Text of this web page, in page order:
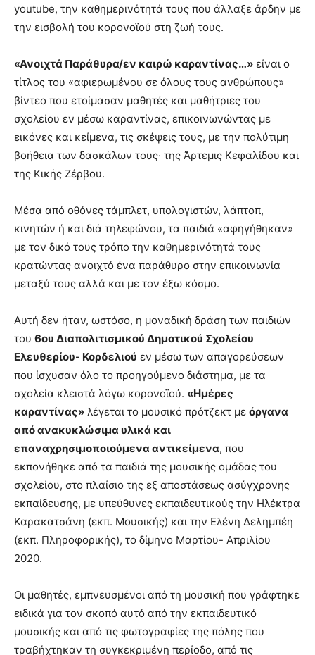
youtube, την καθημερινότητά τους που άλλαξε άρδην με
την εισβολή του κορονοϊού στη ζωή τους.
«Ανοιχτά Παράθυρα/εν καιρώ καραντίνας…» είναι ο
τίτλος του «αφιερωμένου σε όλους τους ανθρώπους»
βίντεο που ετοίμασαν μαθητές και μαθήτριες του
σχολείου εν μέσω καραντίνας, επικοινωνώντας με
εικόνες και κείμενα, τις σκέψεις τους, με την πολύτιμη
βοήθεια των δασκάλων τους· της Άρτεμις Κεφαλίδου και
της Κικής Ζέρβου.
Μέσα από οθόνες τάμπλετ, υπολογιστών, λάπτοπ,
κινητών ή και διά τηλεφώνου, τα παιδιά «αφηγήθηκαν»
με τον δικό τους τρόπο την καθημερινότητά τους
κρατώντας ανοιχτό ένα παράθυρο στην επικοινωνία
μεταξύ τους αλλά και με τον έξω κόσμο.
Αυτή δεν ήταν, ωστόσο, η μοναδική δράση των παιδιών
του 6ου Διαπολιτισμικού Δημοτικού Σχολείου
Ελευθερίου- Κορδελιού εν μέσω των απαγορεύσεων
που ίσχυσαν όλο το προηγούμενο διάστημα, με τα
σχολεία κλειστά λόγω κορονοϊού. «Ημέρες
καραντίνας» λέγεται το μουσικό πρότζεκτ με όργανα
από ανακυκλώσιμα υλικά και
επαναχρησιμοποιούμενα αντικείμενα, που
εκπονήθηκε από τα παιδιά της μουσικής ομάδας του
σχολείου, στο πλαίσιο της εξ αποστάσεως ασύγχρονης
εκπαίδευσης, με υπεύθυνες εκπαιδευτικούς την Ηλέκτρα
Καρακατσάνη (εκπ. Μουσικής) και την Ελένη Δελημπέη
(εκπ. Πληροφορικής), το δίμηνο Μαρτίου- Απριλίου
2020.
Οι μαθητές, εμπνευσμένοι από τη μουσική που γράφτηκε
ειδικά για τον σκοπό αυτό από την εκπαιδευτικό
μουσικής και από τις φωτογραφίες της πόλης που
τραβήχτηκαν τη συγκεκριμένη περίοδο, από τις